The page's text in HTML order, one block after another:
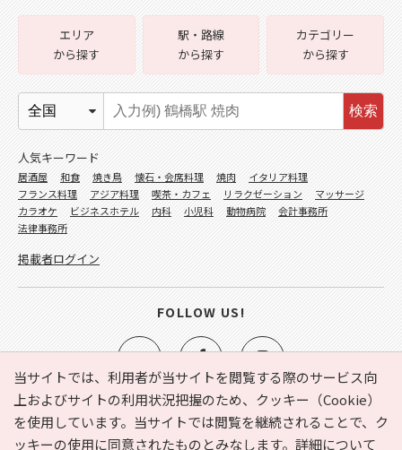
当サイトでは、利用者が当サイトを閲覧する際のサービス向
上およびサイトの利用状況把握のため、クッキー（Cookie）
を使用しています。当サイトでは閲覧を継続されることで、ク
ッキーの使用に同意されたものとみなします。詳細について
e-NAVITA（イーナビタ）とは？ お気に入り
ヘルプ
エリア
から探す
駅・路線
から探す
カテゴリー
から探す
検索
人気キーワード
居酒屋 和食 焼き鳥 懐石・会席料理 焼肉
イタリア料理
フランス料理
アジア料理 喫茶・カフェ リラクゼーション
マッサージ
カラオケ
ビジネスホテル 内科 小児科 動物病院
会計事務所
法律事務所
掲載者ログイン
FOLLOW US!